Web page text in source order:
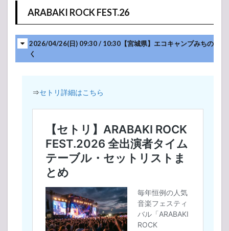
寅泰
ライ
ブ・
2023
HOTEI
the LIVE 2023
“GUITARHYTHM
Ⅶ TOUR”
2023
ARABAKI ROCK FEST.26
2026/04/26(日) 09:30 / 10:30【宮城県】エコキャンプみちの
く
⇒セトリ詳細はこちら